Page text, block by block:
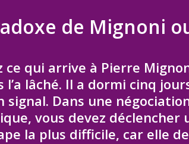
de Mignoni
ce qui arrive à Pierre
l’a lâché. Il a dormi cinq
signal. Dans une
vous devez
la plus difficile, car elle